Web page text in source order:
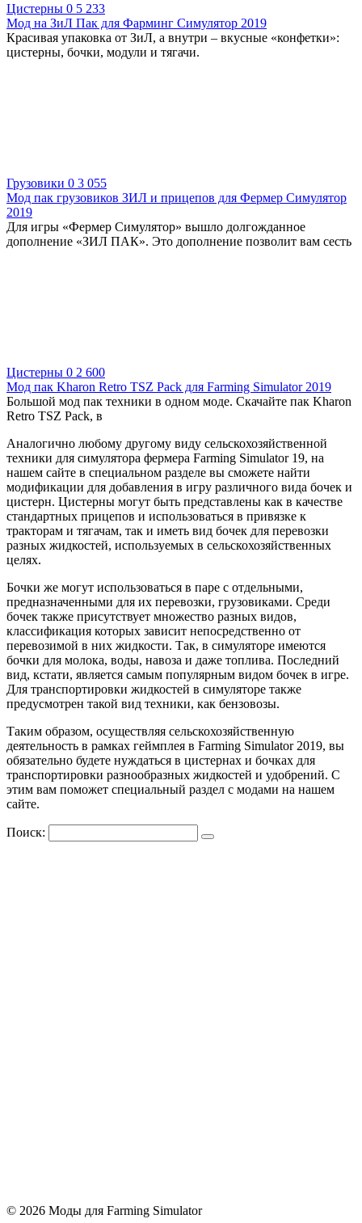
Цистерны 0 5 233
Мод на ЗиЛ Пак для Фарминг Симулятор 2019
Красивая упаковка от ЗиЛ, а внутри – вкусные «конфетки»:
цистерны, бочки, модули и тягачи.
Грузовики 0 3 055
Мод пак грузовиков ЗИЛ и прицепов для Фермер Симулятор
2019
Для игры «Фермер Симулятор» вышло долгожданное
дополнение «ЗИЛ ПАК». Это дополнение позволит вам сесть
Цистерны 0 2 600
Мод пак Kharon Retro TSZ Pack для Farming Simulator 2019
Большой мод пак техники в одном моде. Скачайте пак Kharon
Retro TSZ Pack, в
Аналогично любому другому виду сельскохозяйственной
техники для симулятора фермера Farming Simulator 19, на
нашем сайте в специальном разделе вы сможете найти
модификации для добавления в игру различного вида бочек и
цистерн. Цистерны могут быть представлены как в качестве
стандартных прицепов и использоваться в привязке к
тракторам и тягачам, так и иметь вид бочек для перевозки
разных жидкостей, используемых в сельскохозяйственных
целях.
Бочки же могут использоваться в паре с отдельными,
предназначенными для их перевозки, грузовиками. Среди
бочек также присутствует множество разных видов,
классификация которых зависит непосредственно от
перевозимой в них жидкости. Так, в симуляторе имеются
бочки для молока, воды, навоза и даже топлива. Последний
вид, кстати, является самым популярным видом бочек в игре.
Для транспортировки жидкостей в симуляторе также
предусмотрен такой вид техники, как бензовозы.
Таким образом, осуществляя сельскохозяйственную
деятельность в рамках геймплея в Farming Simulator 2019, вы
обязательно будете нуждаться в цистернах и бочках для
транспортировки разнообразных жидкостей и удобрений. С
этим вам поможет специальный раздел с модами на нашем
сайте.
Поиск:
© 2026 Моды для Farming Simulator